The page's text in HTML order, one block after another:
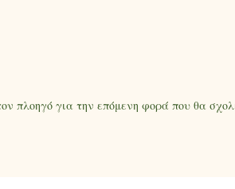
πλοηγό για την επόμενη φορά που θα